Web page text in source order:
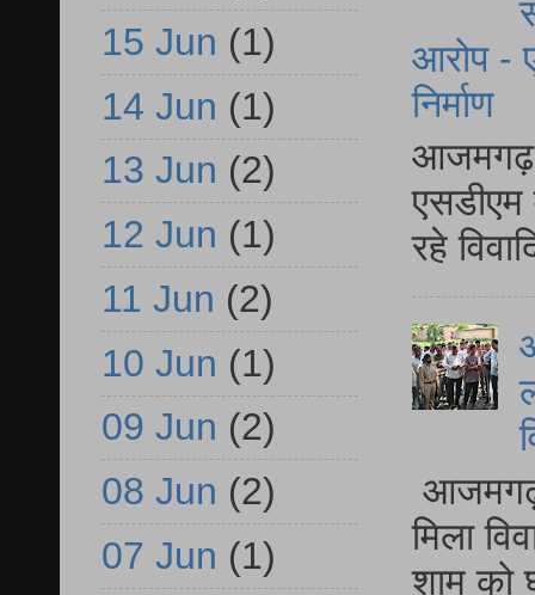
आरोप -
निर्माण
आजमगढ़
एसडीएम
रहे
आजमगढ़
मिला
शाम को
15 Jun (1)
14 Jun (1)
13 Jun (2)
12 Jun (1)
11 Jun (2)
10 Jun (1)
09 Jun (2)
08 Jun (2)
07 Jun (1)